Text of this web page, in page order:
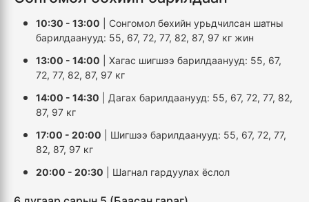
10:30 - 13:00 | Сонгомол бөхийн урьдчилсан шатны
барилдаанууд: 55, 67, 72, 77, 82, 87, 97 кг жин
13:00 - 14:00 | Хагас шигшээ барилдаанууд: 55, 67,
72, 77, 82, 87, 97 кг
14:00 - 14:30 | Дагах барилдаанууд: 55, 67, 72, 77, 82,
87, 97 кг
17:00 - 20:00 | Шигшээ барилдаанууд: 55, 67, 72, 77,
82, 87, 97 кг
20:00 - 20:30 | Шагнал гардуулах ёслол